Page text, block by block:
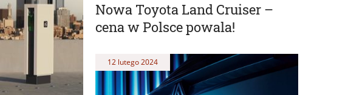
Nowa Toyota Land Cruiser –
cena w Polsce powala!
12 lutego 2024